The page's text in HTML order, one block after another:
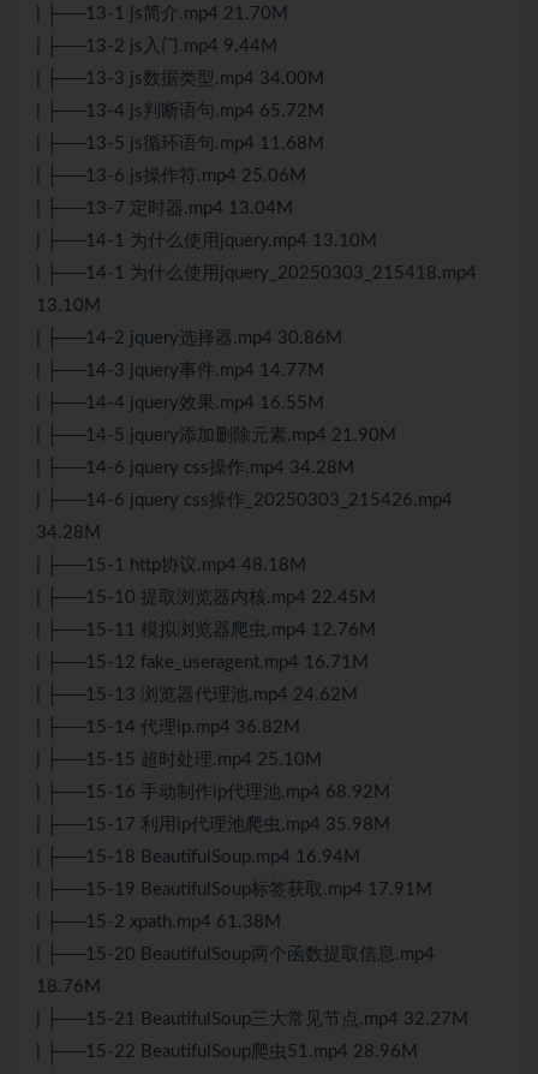
| ├──13-1 js简介.mp4 21.70M
| ├──13-2 js入门.mp4 9.44M
| ├──13-3 js数据类型.mp4 34.00M
| ├──13-4 js判断语句.mp4 65.72M
| ├──13-5 js循环语句.mp4 11.68M
| ├──13-6 js操作符.mp4 25.06M
| ├──13-7 定时器.mp4 13.04M
| ├──14-1 为什么使用jquery.mp4 13.10M
| ├──14-1 为什么使用jquery_20250303_215418.mp4
13.10M
| ├──14-2 jquery选择器.mp4 30.86M
| ├──14-3 jquery事件.mp4 14.77M
| ├──14-4 jquery效果.mp4 16.55M
| ├──14-5 jquery添加删除元素.mp4 21.90M
| ├──14-6 jquery css操作.mp4 34.28M
| ├──14-6 jquery css操作_20250303_215426.mp4
34.28M
| ├──15-1 http协议.mp4 48.18M
| ├──15-10 提取浏览器内核.mp4 22.45M
| ├──15-11 模拟浏览器爬虫.mp4 12.76M
| ├──15-12 fake_useragent.mp4 16.71M
| ├──15-13 浏览器代理池.mp4 24.62M
| ├──15-14 代理ip.mp4 36.82M
| ├──15-15 超时处理.mp4 25.10M
| ├──15-16 手动制作ip代理池.mp4 68.92M
| ├──15-17 利用ip代理池爬虫.mp4 35.98M
| ├──15-18 BeautifulSoup.mp4 16.94M
| ├──15-19 BeautifulSoup标签获取.mp4 17.91M
| ├──15-2 xpath.mp4 61.38M
| ├──15-20 BeautifulSoup两个函数提取信息.mp4
18.76M
| ├──15-21 BeautifulSoup三大常见节点.mp4 32.27M
| ├──15-22 BeautifulSoup爬虫51.mp4 28.96M